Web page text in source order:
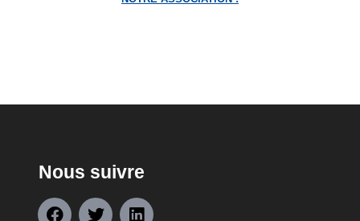
Nous suivre